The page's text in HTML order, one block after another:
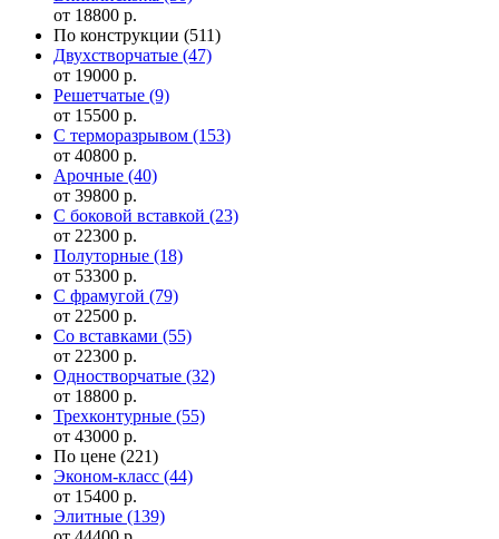
от 18800 р.
По конструкции (511)
Двухстворчатые (47)
от 19000 р.
Решетчатые (9)
от 15500 р.
С терморазрывом (153)
от 40800 р.
Арочные (40)
от 39800 р.
С боковой вставкой (23)
от 22300 р.
Полуторные (18)
от 53300 р.
С фрамугой (79)
от 22500 р.
Cо вставками (55)
от 22300 р.
Одностворчатые (32)
от 18800 р.
Трехконтурные (55)
от 43000 р.
По цене (221)
Эконом-класс (44)
от 15400 р.
Элитные (139)